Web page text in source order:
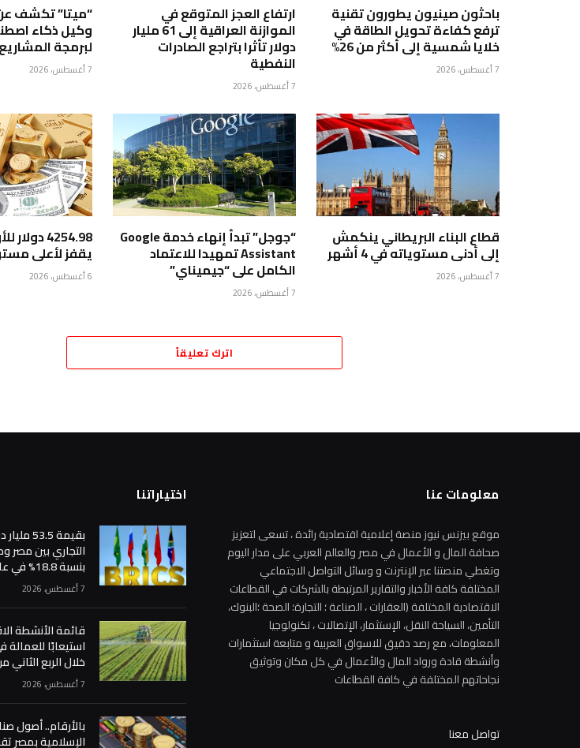
باحثون صينيون يطورون تقنية
ترفع كفاءة تحويل الطاقة في
خلايا شمسية إلى أكثر من 26%
7 أغسطس، 2026
ارتفاع العجز المتوقع في
الموازنة العراقية إلى 61 مليار
دولار تأثرا بتراجع الصادرات
النفطية
7 أغسطس، 2026
وكيل ذكاء
لبرمجة
7 أغسطس، 2026
قطاع البناء البريطاني ينكمش
إلى أدنى مستوياته في 4 أشهر
7 أغسطس، 2026
“جوجل” تبدأ إنهاء خدمة Google
Assistant تمهيدا للاعتماد
الكامل على “جيميناي”
7 أغسطس، 2026
4254.98
يقفز لأعلى مستوى
6 أغسطس، 2026
اترك تعليقاً
معلومات عنا
موقع بيزنس نيوز منصة إعلامية اقتصادية رائدة ، تسعى لتعزيز
صحافة المال و الأعمال في مصر والعالم العربي على مدار اليوم
وتغطي منصتنا عبر الإنترنت و وسائل التواصل الاجتماعي
المختلفة كافة الأخبار والتقارير المرتبطة بالشركات في القطاعات
الاقتصادية المختلفة (العقارات ، الصناعة ؛ التجارة؛ الصحة ؛البنوك،
التأمين، السياحة النقل، الإستثمار، الإتصالات ، تكنولوجيا
المعلومات، مع رصد دقيق للاسواق العربية و متابعة استثمارات
وأنشطة قادة ورواد المال والأعمال في كل مكان وتوثيق
نجاحاتهم المختلفة في كافة القطاعات
تواصل معنا
اختياراتنا
بقيمة
التجاري بين مصر
بنسبة 18.8% في عام 2025
7 أغسطس، 2026
قائمة الأنشطة
استيعابًا
خلال الربع الثاني من
7 أغسطس، 2026
بالأرقام.. أصول